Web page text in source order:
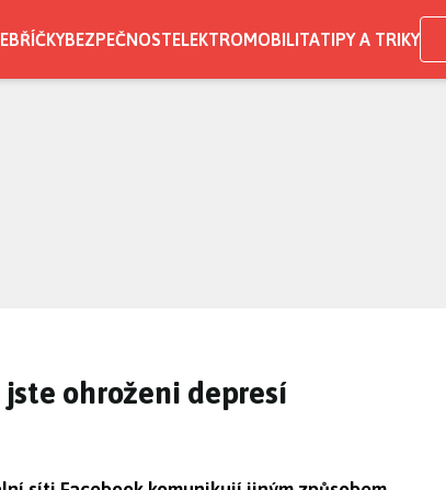
BEZPEČNOSTELEKTROMOBILITATIPY A TRIKY
ohroženi depresí